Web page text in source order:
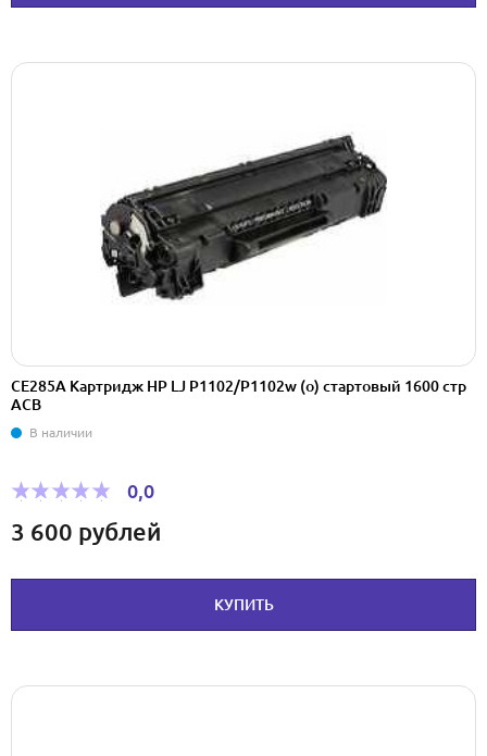
CE285A Картридж HP LJ P1102/P1102w (о) стартовый 1600 стр
ACB
В наличии
0,0
3 600 рублей
КУПИТЬ